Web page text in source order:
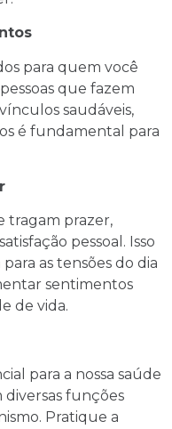
para quem você
que fazem
saudáveis,
é fundamental para
tragam prazer,
pessoal. Isso
as tensões do dia
sentimentos
de vida.
para a nossa saúde
diversas funções
Pratique a